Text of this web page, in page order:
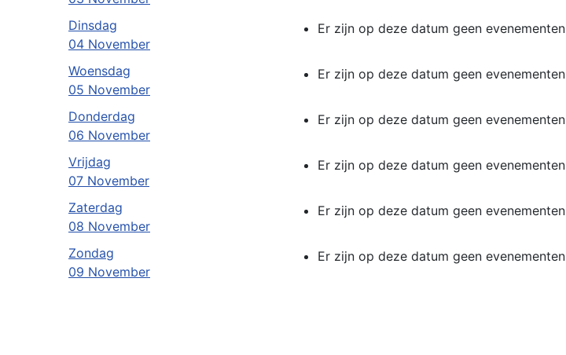
Dinsdag
04 November
Er zijn op deze datum geen evenementen
Woensdag
05 November
Er zijn op deze datum geen evenementen
Donderdag
06 November
Er zijn op deze datum geen evenementen
Vrijdag
07 November
Er zijn op deze datum geen evenementen
Zaterdag
08 November
Er zijn op deze datum geen evenementen
Zondag
09 November
Er zijn op deze datum geen evenementen